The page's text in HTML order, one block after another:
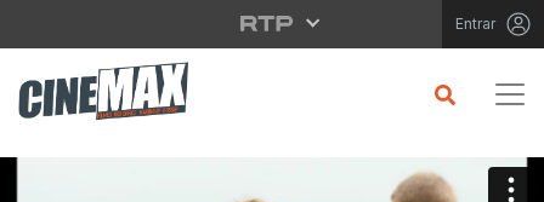
Saltar para o conteúdo principal Entrar
Filme em Cartaz